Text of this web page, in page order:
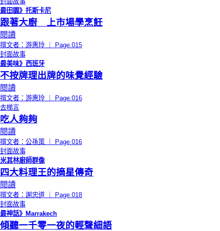
最田園》托斯卡尼
跟著大廚 上市場學烹飪
閱讀
撰文者：游惠玲 ｜ Page.015
封面故事
最美味》西班牙
不按牌理出牌的味覺經驗
閱讀
撰文者：游惠玲 ｜ Page.016
去梯言
吃人夠夠
閱讀
撰文者：公孫策 ｜ Page.016
封面故事
米其林廚師群像
四大料理王的摘星傳奇
閱讀
撰文者：謝忠道 ｜ Page.018
封面故事
最神話》Marrakech
傾聽一千零一夜的輕聲細語